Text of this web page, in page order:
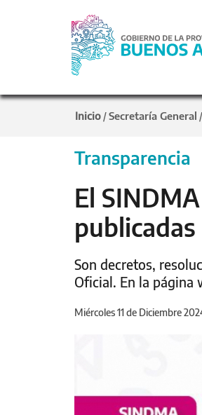
Inicio /Secretaría General /
Transparencia
El
publicadas
Son decretos,
Oficial. En la página
Miércoles 11 de Diciembre